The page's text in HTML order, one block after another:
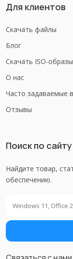
Для клиентов
Скачать файлы
Блог
Скачать ISO-
О нас
Часто задаваемые
Отзывы
Поиск по сайту
Найдите товар,
обеспечению.